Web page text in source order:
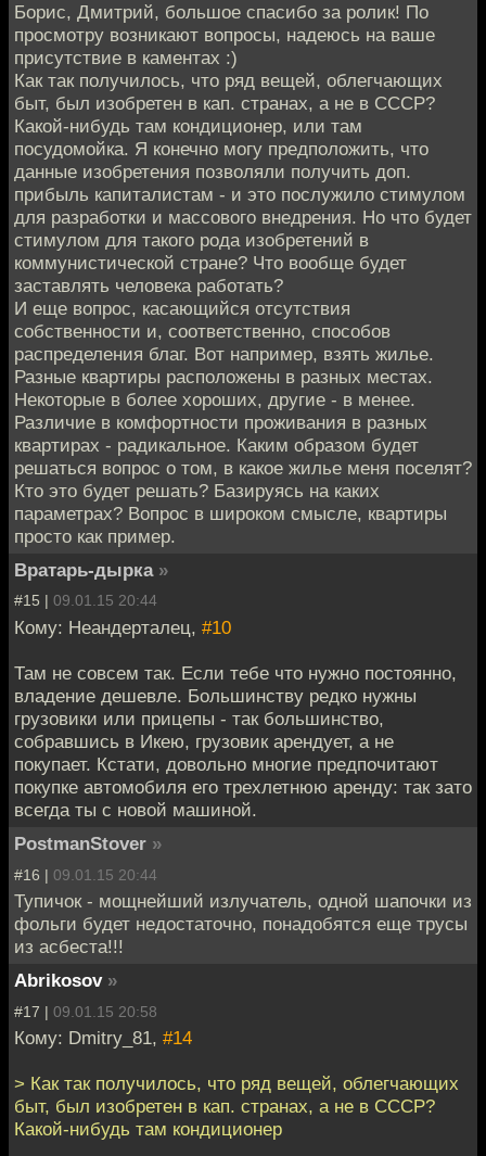
Борис, Дмитрий, большое спасибо за ролик! По
просмотру возникают вопросы, надеюсь на ваше
присутствие в каментах :)
Как так получилось, что ряд вещей, облегчающих
быт, был изобретен в кап. странах, а не в СССР?
Какой-нибудь там кондиционер, или там
посудомойка. Я конечно могу предположить, что
данные изобретения позволяли получить доп.
прибыль капиталистам - и это послужило стимулом
для разработки и массового внедрения. Но что будет
стимулом для такого рода изобретений в
коммунистической стране? Что вообще будет
заставлять человека работать?
И еще вопрос, касающийся отсутствия
собственности и, соответственно, способов
распределения благ. Вот например, взять жилье.
Разные квартиры расположены в разных местах.
Некоторые в более хороших, другие - в менее.
Различие в комфортности проживания в разных
квартирах - радикальное. Каким образом будет
решаться вопрос о том, в какое жилье меня поселят?
Кто это будет решать? Базируясь на каких
параметрах? Вопрос в широком смысле, квартиры
просто как пример.
Вратарь-дырка »
#15 | 09.01.15 20:44
Кому: Неандерталец, #10
Там не совсем так. Если тебе что нужно постоянно,
владение дешевле. Большинству редко нужны
грузовики или прицепы - так большинство,
собравшись в Икею, грузовик арендует, а не
покупает. Кстати, довольно многие предпочитают
покупке автомобиля его трехлетнюю аренду: так зато
всегда ты с новой машиной.
PostmanStover »
#16 | 09.01.15 20:44
Тупичок - мощнейший излучатель, одной шапочки из
фольги будет недостаточно, понадобятся еще трусы
из асбеста!!!
Abrikosov »
#17 | 09.01.15 20:58
Кому: Dmitry_81, #14
> Как так получилось, что ряд вещей, облегчающих
быт, был изобретен в кап. странах, а не в СССР?
Какой-нибудь там кондиционер